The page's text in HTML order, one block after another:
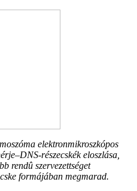
elektronmikroszkópos
részecskék eloszlása,
rendû szervezettséget
formájában megmarad.